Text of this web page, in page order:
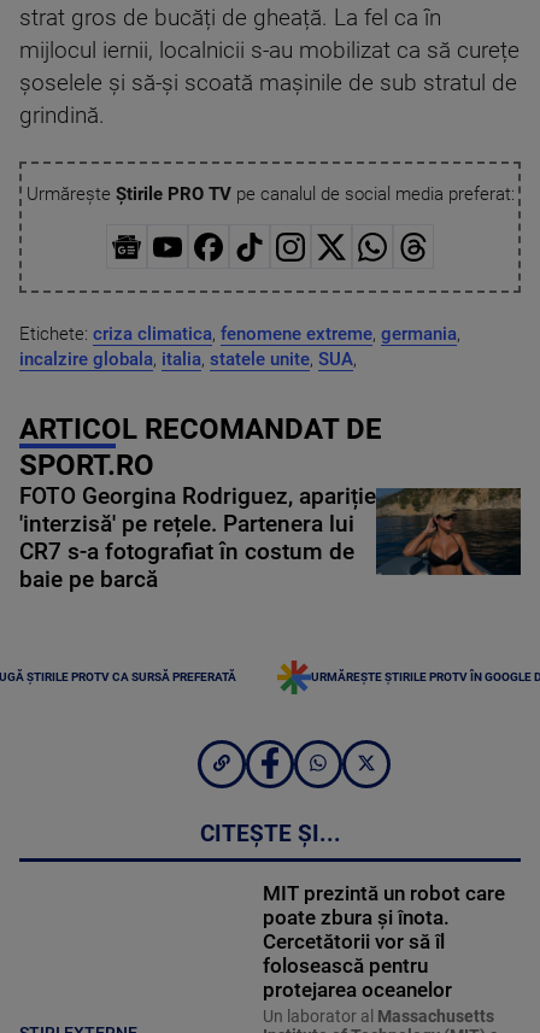
strat gros de bucăți de gheață. La fel ca în
mijlocul iernii, localnicii s-au mobilizat ca să curețe
șoselele și să-și scoată mașinile de sub stratul de
grindină.
Urmărește Știrile PRO TVpe canalul de social media preferat:
Etichete: criza climatica, fenomene extreme, germania,
incalzire globala, italia, statele unite, SUA,
ARTICOL RECOMANDAT DE
SPORT.RO
FOTO Georgina Rodriguez, apariție
'interzisă' pe rețele. Partenera lui
CR7 s-a fotografiat în costum de
baie pe barcă
ȘTIRILE PROTV CA SURSĂ PREFERATĂ URMĂREȘTE ȘTIRILE PROTV ÎN GOOGLE
CITEȘTE ȘI...
MIT prezintă un robot care
poate zbura și înota.
Cercetătorii vor să îl
folosească pentru
protejarea oceanelor
Un laborator al Massachusetts